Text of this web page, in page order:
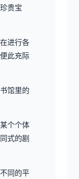
贵宝
进行各
此充际
馆里的
个个体
式的剧
同的平